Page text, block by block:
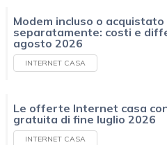
Modem incluso o acquistato
separatamente: costi e
agosto 2026
INTERNET CASA
Le offerte Internet casa
gratuita di fine luglio 2026
INTERNET CASA